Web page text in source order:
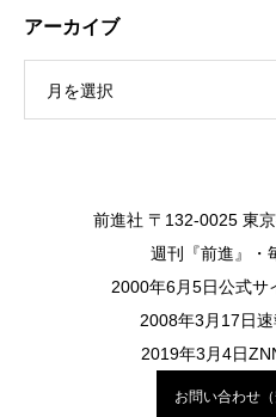
アーカイブ
月を選択
前進社 〒132-0025 東
週刊『前進』・
2000年6月5日公式サ
2008年3月17日
2019年3月4日
お問い合わせ（